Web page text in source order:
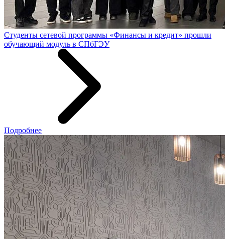
Студенты сетевой программы «Финансы и кредит» прошли
обучающий модуль в СПбГЭУ
Подробнее